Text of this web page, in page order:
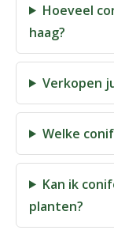
Hoeveel
haag?
Verkopen
Welke
Kan ik
planten?